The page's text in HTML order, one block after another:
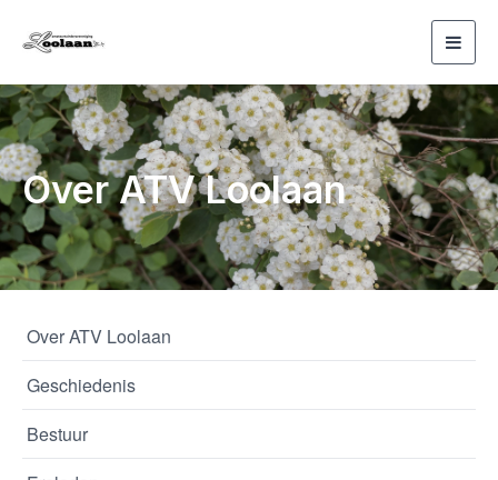
Over ATV Loolaan
Over ATV Loolaan
Geschiedenis
Bestuur